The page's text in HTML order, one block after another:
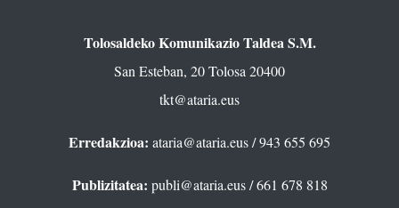
Tolosaldeko Komunikazio Taldea S.M.
San Esteban, 20 Tolosa 20400
tkt@ataria.eus
Erredakzioa: ataria@ataria.eus/ 943 655 695
Publizitatea: publi@ataria.eus/ 661 678 818